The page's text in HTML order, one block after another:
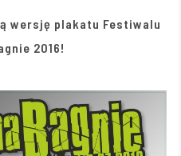
wersję plakatu Festiwalu
2016!